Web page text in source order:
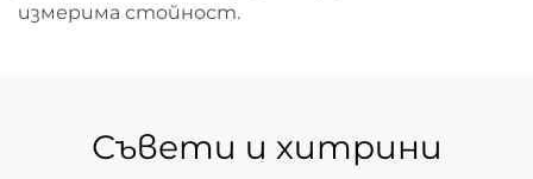
измерима стойност.
Съвети и хитрини